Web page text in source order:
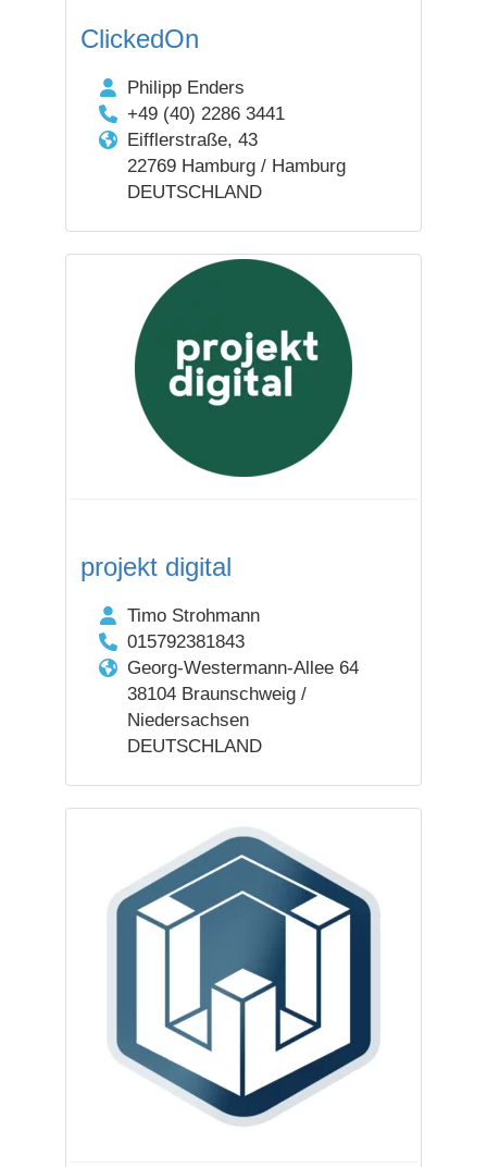
ClickedOn
Philipp Enders
+49 (40) 2286 3441
Eifflerstraße, 43
22769 Hamburg / Hamburg
DEUTSCHLAND
projekt digital
Timo Strohmann
015792381843
Georg-Westermann-Allee 64
38104 Braunschweig /
Niedersachsen
DEUTSCHLAND